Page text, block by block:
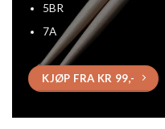
5BR
7A
KJØP FRA KR 99,-